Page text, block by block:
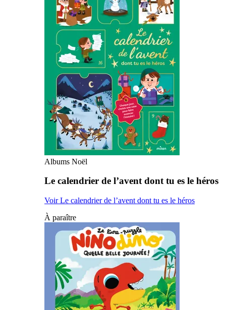
Albums Noël
Le calendrier de l’avent dont tu es le héros
Voir Le calendrier de l’avent dont tu es le héros
À paraître